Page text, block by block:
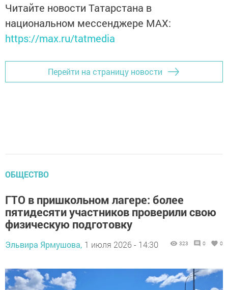
Читайте новости Татарстана в
национальном мессенджере MАХ:
https://max.ru/tatmedia
Перейти на страницу новости
ОБЩЕСТВО
ГТО в пришкольном лагере: более
пятидесяти участников проверили свою
физическую подготовку
Эльвира Ярмушова, 1 июля 2026 - 14:30 323 0 0